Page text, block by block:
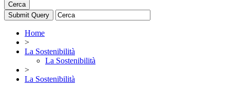
Cerca
Home
>
La Sostenibilità
La Sostenibilità
>
La Sostenibilità